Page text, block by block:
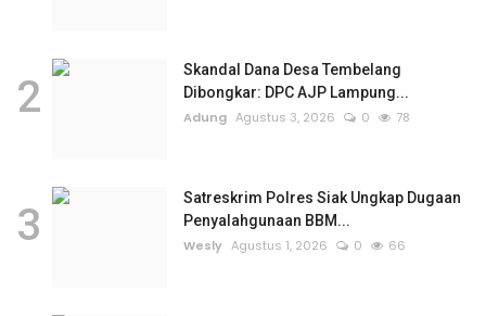
2
Skandal Dana Desa Tembelang
Dibongkar: DPC AJP Lampung...
Adung Agustus 3, 2026 0 78
3
Satreskrim Polres Siak Ungkap Dugaan
Penyalahgunaan BBM...
Wesly Agustus 1, 2026 0 66